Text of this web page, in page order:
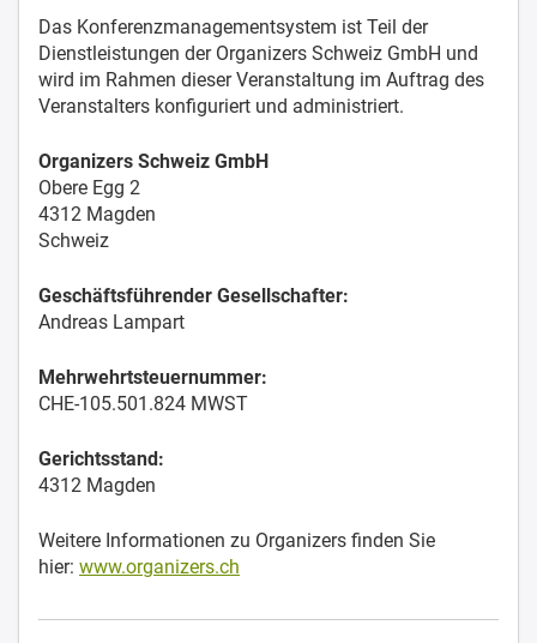
Das Konferenzmanagementsystem ist Teil der
Dienstleistungen der Organizers Schweiz GmbH und
wird im Rahmen dieser Veranstaltung im Auftrag des
Veranstalters konfiguriert und administriert.
Organizers Schweiz GmbH
Obere Egg 2
4312 Magden
Schweiz
Geschäftsführender Gesellschafter:
Andreas Lampart
Mehrwehrtsteuernummer:
CHE-105.501.824 MWST
Gerichtsstand:
4312 Magden
Weitere Informationen zu Organizers finden Sie
hier: www.organizers.ch